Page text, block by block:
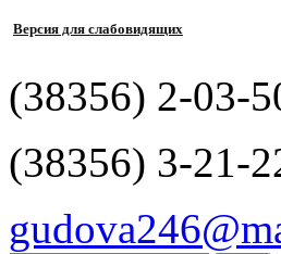
Версия для слабовидящих
(38356) 2-03-
(38356) 3-21-